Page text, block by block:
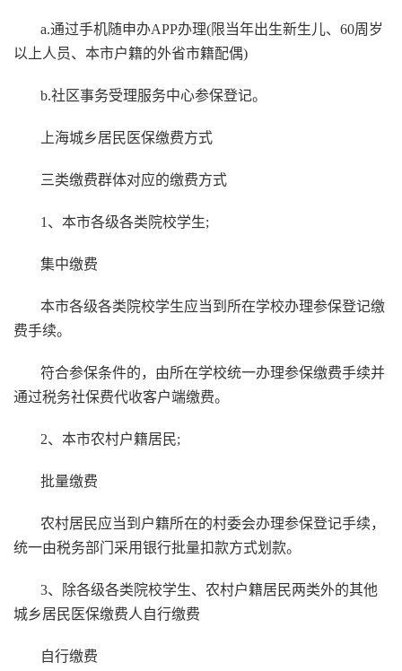
a.通过手机随申办APP办理(限当年出生新生儿、60周岁
以上人员、本市户籍的外省市籍配偶)
b.社区事务受理服务中心参保登记。
上海城乡居民医保缴费方式
三类缴费群体对应的缴费方式
1、本市各级各类院校学生;
集中缴费
本市各级各类院校学生应当到所在学校办理参保登记缴
费手续。
符合参保条件的，由所在学校统一办理参保缴费手续并
通过税务社保费代收客户端缴费。
2、本市农村户籍居民;
批量缴费
农村居民应当到户籍所在的村委会办理参保登记手续，
统一由税务部门采用银行批量扣款方式划款。
3、除各级各类院校学生、农村户籍居民两类外的其他
城乡居民医保缴费人自行缴费
自行缴费